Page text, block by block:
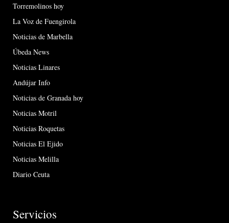
Torremolinos hoy
La Voz de Fuengirola
Noticias de Marbella
Úbeda News
Noticias Linares
Andújar Info
Noticias de Granada hoy
Noticias Motril
Noticias Roquetas
Noticias El Ejido
Noticias Melilla
Diario Ceuta
Servicios